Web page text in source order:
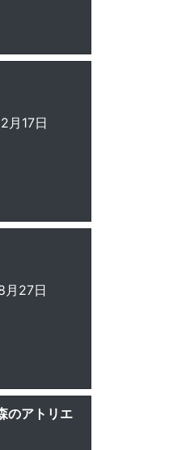
月17日
27日
のアトリエ